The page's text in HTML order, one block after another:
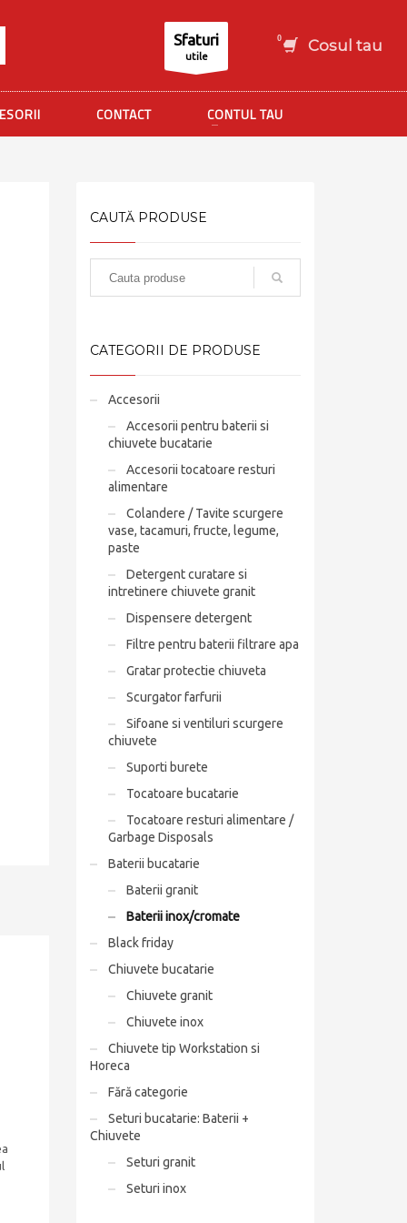
Sfaturi
utile
Cosul tau
CONTACT CONTUL TAU
CAUTĂ PRODUSE
CATEGORII DE PRODUSE
Accesorii
Accesorii pentru baterii si
chiuvete bucatarie
Accesorii tocatoare resturi
alimentare
Colandere / Tavite scurgere
vase, tacamuri, fructe, legume,
paste
Detergent curatare si
intretinere chiuvete granit
Dispensere detergent
Filtre pentru baterii filtrare apa
Gratar protectie chiuveta
Scurgator farfurii
Sifoane si ventiluri scurgere
chiuvete
Suporti burete
Tocatoare bucatarie
Tocatoare resturi alimentare /
Garbage Disposals
Baterii bucatarie
Baterii granit
Baterii inox/cromate
Black friday
Chiuvete bucatarie
Chiuvete granit
Chiuvete inox
Chiuvete tip Workstation si
Horeca
Fără categorie
Seturi bucatarie: Baterii +
Chiuvete
Seturi granit
Seturi inox